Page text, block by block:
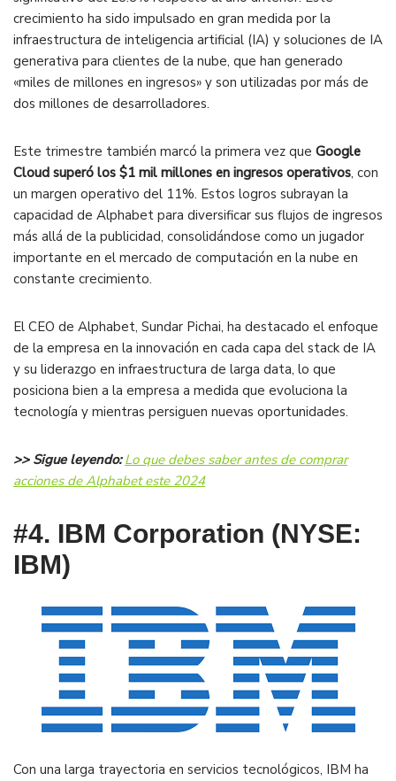
crecimiento ha sido impulsado en gran medida por la
infraestructura de inteligencia artificial (IA) y soluciones de IA
generativa para clientes de la nube, que han generado
«miles de millones en ingresos» y son utilizadas por más de
dos millones de desarrolladores​.
Este trimestre también marcó la primera vez que Google
Cloud superó los $1 mil millones en ingresos operativos, con
un margen operativo del 11%. Estos logros subrayan la
capacidad de Alphabet para diversificar sus flujos de ingresos
más allá de la publicidad, consolidándose como un jugador
importante en el mercado de computación en la nube en
constante crecimiento​.
El CEO de Alphabet, Sundar Pichai, ha destacado el enfoque
de la empresa en la innovación en cada capa del stack de IA
y su liderazgo en infraestructura de larga data, lo que
posiciona bien a la empresa a medida que evoluciona la
tecnología y mientras persiguen nuevas oportunidades​.
>> Sigue leyendo:Lo que debes saber antes de comprar
acciones de Alphabet este 2024
#4. IBM Corporation (NYSE:
IBM)
Con una larga trayectoria en servicios tecnológicos, IBM ha